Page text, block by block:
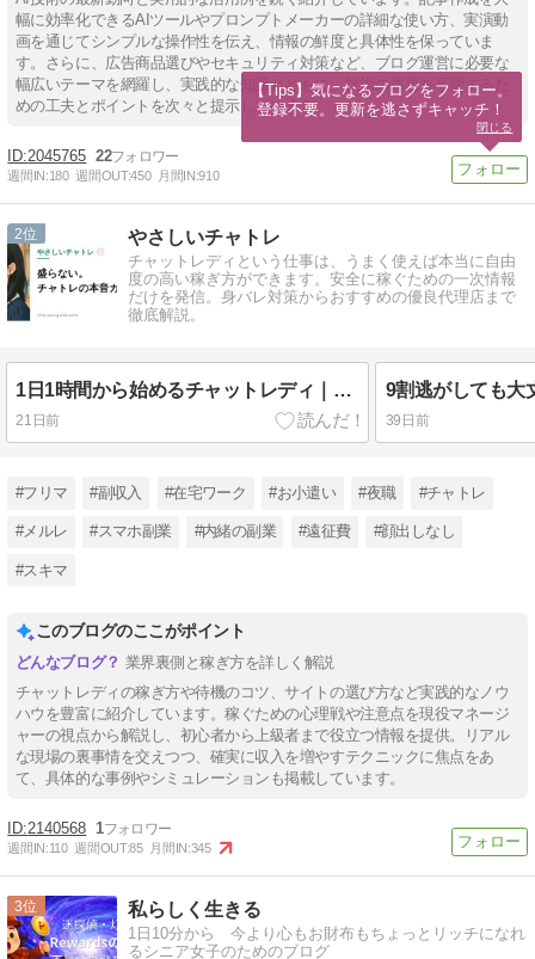
幅に効率化できるAIツールやプロンプトメーカーの詳細な使い方、実演動
画を通じてシンプルな操作性を伝え、情報の鮮度と具体性を保っていま
す。さらに、広告商品選びやセキュリティ対策など、ブログ運営に必要な
幅広いテーマを網羅し、実践的な知識とともに、技術の恩恵を享受するた
めの工夫とポイントを次々と提示しています。
2045765 22
週間IN:180 週間OUT:450 月間IN:910
2 やさしいチャトレ
チャットレディという仕事は、うまく使えば本当に自由
度の高い稼ぎ方ができます。安全に稼ぐための一次情報
だけを発信。身バレ対策からおすすめの優良代理店まで
徹底解説。
1日1時間から始めるチャットレディ｜スキマ時間の決め打ち両立術
21日前 39日前
#フリマ #副収入 #在宅ワーク #お小遣い #夜職 #チャトレ
#メルレ #スマホ副業 #内緒の副業 #遠征費 #顔出しなし
#スキマ
このブログのここがポイント
業界裏側と稼ぎ方を詳しく解説
チャットレディの稼ぎ方や待機のコツ、サイトの選び方など実践的なノウ
ハウを豊富に紹介しています。稼ぐための心理戦や注意点を現役マネージ
ャーの視点から解説し、初心者から上級者まで役立つ情報を提供。リアル
な現場の裏事情を交えつつ、確実に収入を増やすテクニックに焦点をあ
て、具体的な事例やシミュレーションも掲載しています。
2140568 1
週間IN:110 週間OUT:85 月間IN:345
3 私らしく生きる
1日10分から 今より心もお財布もちょっとリッチになれ
るシニア女子のためのブログ
【Tips】気になるブログをフォロー。
登録不要。更新を逃さずキャッチ！
閉じる